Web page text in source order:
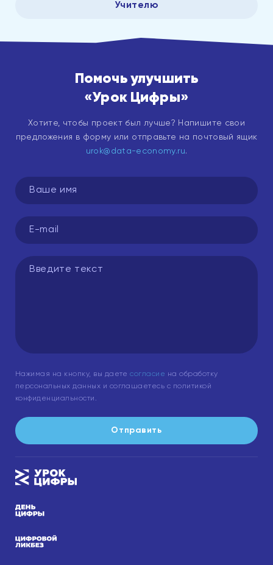
Учителю
Помочь улучшить
«Урок Цифры»
Хотите, чтобы проект был лучше? Напишите свои
предложения в форму или отправьте на почтовый ящик
urok@data-economy.ru.
Нажимая на кнопку, вы даетесогласие на обработку
персональных данных и соглашаетесь с политикой
конфиденциальности.
Отправить